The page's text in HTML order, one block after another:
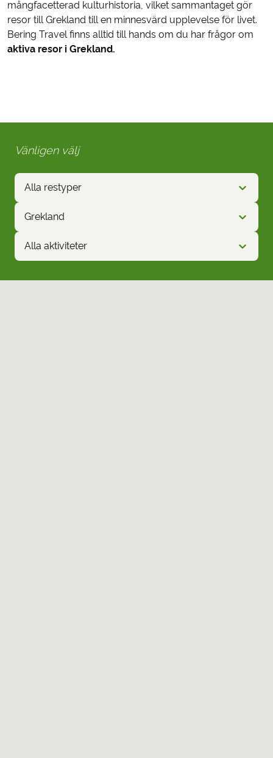
mångfacetterad kulturhistoria, vilket sammantaget gör
resor till Grekland till en minnesvärd upplevelse för livet.
Bering Travel finns alltid till hands om du har frågor om
aktiva resor i Grekland.
Vänligen välj
Alla restyper
Grekland
Alla aktiviteter